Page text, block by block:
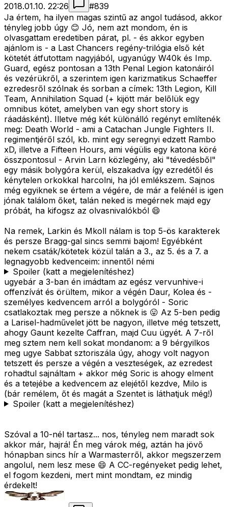
2018.01.10. 22:26
#839
Ja értem, ha ilyen magas szintű az angol tudásod, akkor
tényleg jobb úgy 😊 Jó, nem azt mondom, én is
olvasgattam eredetiben párat, pl. - és akkor egyben
ajánlom is - a Last Chancers regény-trilógia első két
kötetét átfutottam nagyjából, ugyanúgy W40k és Imp.
Guard, egész pontosan a 13th Penal Legion katonáiról
és vezérükről, a szerintem igen karizmatikus Schaeffer
ezredesről szólnak és sorban a címek: 13th Legion, Kill
Team, Annihilation Squad (+ kijött már belőlük egy
omnibus kötet, amelyben van egy short story is
ráadásként). Illetve még két különálló regényt említenék
meg: Death World - ami a Catachan Jungle Fighters II.
regimentjéről szól, kb. mint egy seregnyi edzett Rambo
xD, illetve a Fifteen Hours, ami végülis egy katona köré
összpontosul - Arvin Larn közlegény, aki "tévedésből"
egy másik bolygóra kerül, elszakadva így ezredétől és
kénytelen orkokkal harcolni, ha jól emlékszem. Sajnos
még egyiknek se értem a végére, de már a felénél is igen
jónak találom őket, talán neked is megérnek majd egy
próbát, ha kifogsz az olvasnivalókból 😄
Na remek, Larkin és Mkoll nálam is top 5-ös karakterek
és persze Bragg-gal sincs semmi bajom! Egyébként
nekem csaták/kötetek közül talán a 3., az 5. és a 7. a
legnagyobb kedvenceim: innentől némi
Spoiler (katt a megjelenítéshez)
ugyebár a 3-ban én imádtam az egész vervunhive-i
offenzívát és örültem, mikor a végén Daur, Kolea és -
személyes kedvencem arról a bolygóról - Soric
csatlakoztak meg persze a nőknek is 😛 Az 5-ben pedig
a Larisel-hadművelet jött be nagyon, illetve még tetszett,
ahogy Gaunt kezelte Caffran, majd Cuu ügyét. A 7-ről
meg sztem nem kell sokat mondanom: a 9 bérgyilkos
meg ugye Sabbat sztoriszála úgy, ahogy volt nagyon
tetszett és persze a végén a veszteségek, az ezredest
rohadtul sajnáltam + akkor még Soric is ahogy elment
és a tetejébe a kedvencem az elejétől kezdve, Milo is
(bár remélem, őt és magát a Szentet is láthatjuk még!)
Spoiler (katt a megjelenítéshez)
Szóval a 10-nél tartasz... nos, tényleg nem maradt sok
akkor már, hajrá! Én meg várok még, aztán ha jövő
hónapban sincs hír a Warmasterről, akkor megszerzem
angolul, nem lesz mese 😄 A CC-regényeket pedig lehet,
el fogom kezdeni, mert mint mondtam, ez mindig
érdekelt!